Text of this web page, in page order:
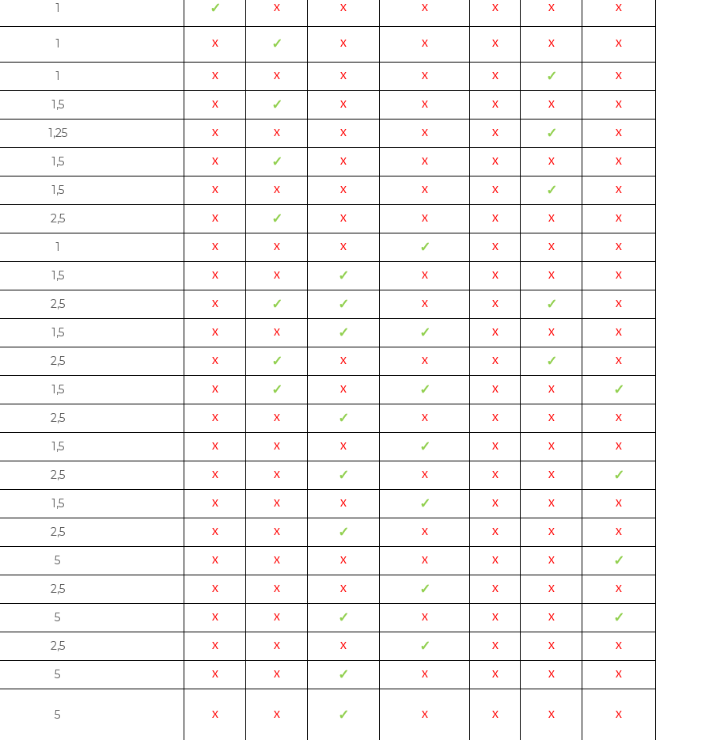
1 ✓ X X X X X X
1 X ✓ X X X X X
1 X X X X X ✓ X
1,5 X ✓ X X X X X
1,25 X X X X X ✓ X
1,5 X ✓ X X X X X
1,5 X X X X X ✓ X
2,5 X ✓ X X X X X
1 X X X ✓ X X X
1,5 X X ✓ X X X X
2,5 X ✓ ✓ X X ✓ X
1,5 X X ✓ ✓ X X X
2,5 X ✓ X X X ✓ X
1,5 X ✓ X ✓ X X ✓
2,5 X X ✓ X X X X
1,5 X X X ✓ X X X
2,5 X X ✓ X X X ✓
1,5 X X X ✓ X X X
2,5 X X ✓ X X X X
5 X X X X X X ✓
2,5 X X X ✓ X X X
5 X X ✓ X X X ✓
2,5 X X X ✓ X X X
5 X X ✓ X X X X
5 X X ✓ X X X X